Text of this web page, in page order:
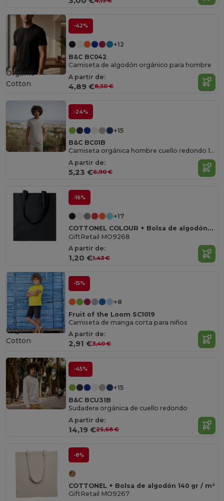
-42%
+12
B&C BC042
Camiseta de algodón orgánico para hombre
A partir de:
4,89 €8,50 €
Organic
Cotton
-24%
+15
B&C BC01B
Camiseta orgánica hombre cuello redondo 150
A partir de:
5,23 €6,90 €
-16%
+17
COTTONEL COLOUR + Bolsa de algodón 140 gr / m²
GiftRetail MO9268
A partir de:
1,20 €1,43 €
-15%
+8
Fruit of the Loom SC1019
Camiseta de manga corta para niños
A partir de:
2,91 €3,40 €
Organic
Cotton
-45%
+15
B&C BCU31B
Sudadera orgánica de cuello redondo
A partir de:
14,19 €25,68 €
-8%
COTTONEL + Bolsa de algodón 140 gr / m²
GiftRetail MO9267